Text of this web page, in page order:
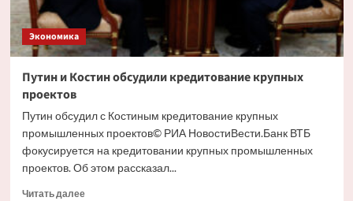
Экономика
Путин и Костин обсудили кредитование крупных
проектов
Путин обсудил с Костиным кредитование крупных
промышленных проектов© РИА НовостиВести.Банк ВТБ
фокусируется на кредитовании крупных промышленных
проектов. Об этом рассказал...
Читать далееПрочитать